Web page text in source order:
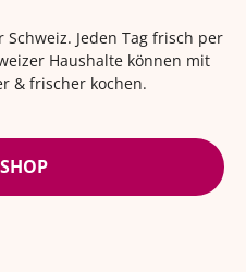
Jeden Tag frisch per
Haushalte können mit
& frischer kochen.